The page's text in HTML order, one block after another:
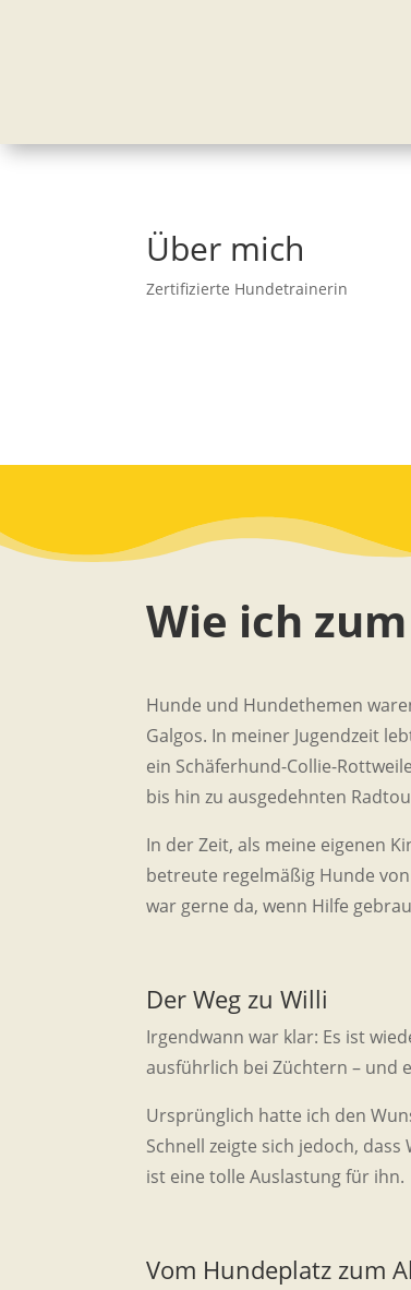
Über mich
Zertifizierte Hundetrainerin
Wie ich
Hunde und Hundethemen
Galgos. In meiner Jugendzeit
ein Schäferhund-Collie-
bis hin zu ausgedehnten
In der Zeit, als meine eigenen
betreute regelmäßig Hunde
war gerne da, wenn Hilfe
Der Weg zu Willi
Irgendwann war klar: Es ist
ausführlich bei Züchtern – und
Ursprünglich hatte ich den
Schnell zeigte sich jedoch,
ist eine tolle Auslastung für ihn.
Vom Hundeplatz zum